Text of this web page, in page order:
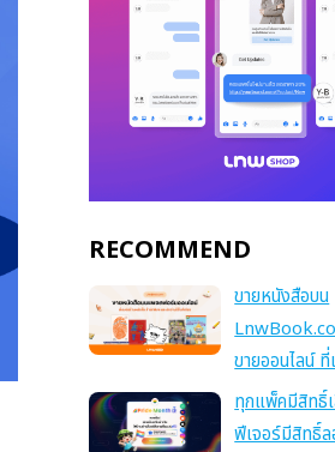
RECOMMEND
ขายหนังสือบน
ขายออนไลน์
ทุกแพ็คมีสิทธิ์
ฟีเจอร์มีสิทธิ์